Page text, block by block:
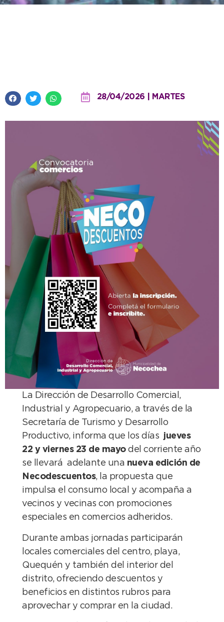
28/04/2026 | MARTES
La Dirección de Desarrollo Comercial,
Industrial y Agropecuario, a través de la
Secretaría de Turismo y Desarrollo
Productivo, informa que los días jueves
22 y viernes 23 de mayodel corriente año
se llevará adelante una nueva edición de
Necodescuentos, la propuesta que
impulsa el consumo local y acompaña a
vecinos y vecinas con promociones
especiales en comercios adheridos.
Durante ambas jornadas participarán
locales comerciales del centro, playa,
Quequén y también del interior del
distrito, ofreciendo descuentos y
beneficios en distintos rubros para
aprovechar y comprar en la ciudad.